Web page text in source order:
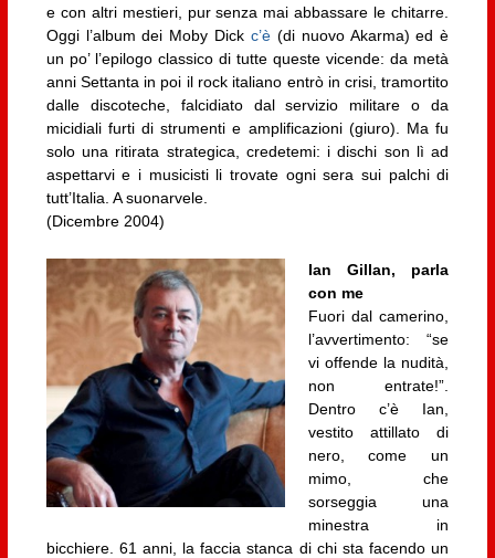
e con altri mestieri, pur senza mai abbassare le chitarre.
Oggi l’album dei Moby Dick c’è (di nuovo Akarma) ed è
un po’ l’epilogo classico di tutte queste vicende: da metà
anni Settanta in poi il rock italiano entrò in crisi, tramortito
dalle discoteche, falcidiato dal servizio militare o da
micidiali furti di strumenti e amplificazioni (giuro). Ma fu
solo una ritirata strategica, credetemi: i dischi son lì ad
aspettarvi e i musicisti li trovate ogni sera sui palchi di
tutt’Italia. A suonarvele.
(Dicembre 2004)
Ian Gillan, parla
con me
Fuori dal camerino,
l’avvertimento: “se
vi offende la nudità,
non entrate!”.
Dentro c’è Ian,
vestito attillato di
nero, come un
mimo, che
sorseggia una
minestra in
bicchiere. 61 anni, la faccia stanca di chi sta facendo un